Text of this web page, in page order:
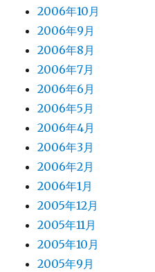
2006年10月
2006年9月
2006年8月
2006年7月
2006年6月
2006年5月
2006年4月
2006年3月
2006年2月
2006年1月
2005年12月
2005年11月
2005年10月
2005年9月